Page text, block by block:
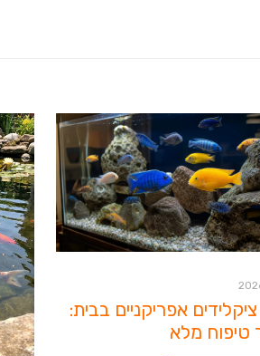
ציקלידים אפריקניים בבית:
טיפוח מלא